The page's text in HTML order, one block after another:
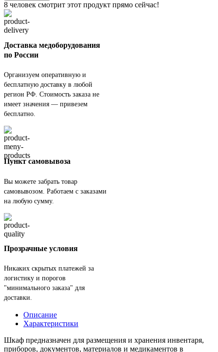
8 человек смотрит этот продукт прямо сейчас!
Доставка медоборудования
по России
Организуем оперативную и
бесплатную доставку в любой
регион РФ. Стоимость заказа не
имеет значения — привезем
бесплатно.
Пункт самовывоза
Вы можете забрать товар
самовывозом. Работаем с заказами
на любую сумму.
Прозрачные условия
Никаких скрытых платежей за
логистику и порогов
"минимального заказа" для
доставки.
Описание
Характеристики
Шкаф предназначен для размещения и хранения инвентаря,
приборов, документов, материалов и медикаментов в